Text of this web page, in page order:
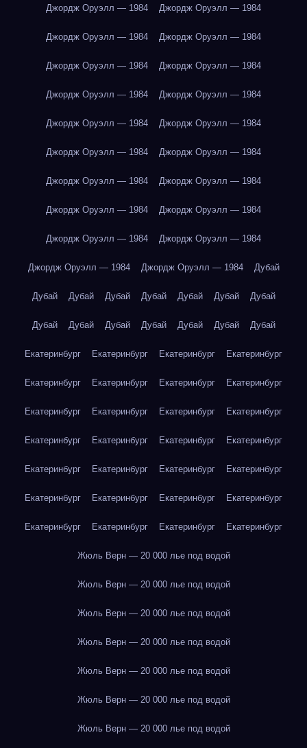
Джордж Оруэлл — 1984 Джордж Оруэлл — 1984
Джордж Оруэлл — 1984 Джордж Оруэлл — 1984
Джордж Оруэлл — 1984 Джордж Оруэлл — 1984
Джордж Оруэлл — 1984 Джордж Оруэлл — 1984
Джордж Оруэлл — 1984 Джордж Оруэлл — 1984
Джордж Оруэлл — 1984 Джордж Оруэлл — 1984
Джордж Оруэлл — 1984 Джордж Оруэлл — 1984
Джордж Оруэлл — 1984 Джордж Оруэлл — 1984
Джордж Оруэлл — 1984 Джордж Оруэлл — 1984
Джордж Оруэлл — 1984 Джордж Оруэлл — 1984 Дубай
Дубай Дубай Дубай Дубай Дубай Дубай Дубай
Дубай Дубай Дубай Дубай Дубай Дубай Дубай
Екатеринбург Екатеринбург Екатеринбург Екатеринбург
Екатеринбург Екатеринбург Екатеринбург Екатеринбург
Екатеринбург Екатеринбург Екатеринбург Екатеринбург
Екатеринбург Екатеринбург Екатеринбург Екатеринбург
Екатеринбург Екатеринбург Екатеринбург Екатеринбург
Екатеринбург Екатеринбург Екатеринбург Екатеринбург
Екатеринбург Екатеринбург Екатеринбург Екатеринбург
Жюль Верн — 20 000 лье под водой
Жюль Верн — 20 000 лье под водой
Жюль Верн — 20 000 лье под водой
Жюль Верн — 20 000 лье под водой
Жюль Верн — 20 000 лье под водой
Жюль Верн — 20 000 лье под водой
Жюль Верн — 20 000 лье под водой